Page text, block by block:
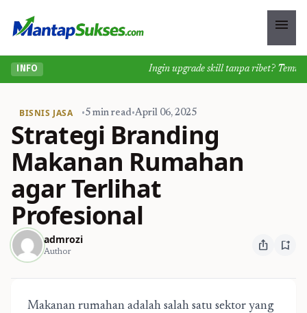
menu
INFO Ingin upgrade skill tanpa ribet?
BISNIS JASA •5 min read•April 06, 2025
Strategi Branding
Makanan Rumahan
agar Terlihat
Profesional
admrozi
Author ios_share bookmark_add
Makanan rumahan adalah salah satu sektor yang